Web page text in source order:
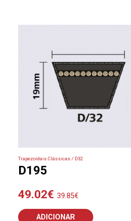
Trapezoidais Clássicas / D32
D195
49.02€ 39.85€
ADICIONAR